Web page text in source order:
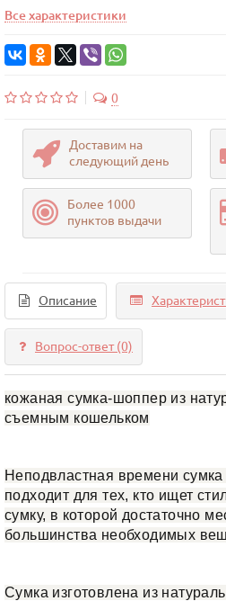
Все характеристики
0
Доставим на
следующий день
Более 1000
пунктов выдачи
Описание
Вопрос-ответ(0)
кожаная сумка-шоппер из
съемным кошельком
Неподвластная времени
подходит для тех, кто ищет
сумку, в которой достаточно
большинства необходимых
Сумка изготовлена из